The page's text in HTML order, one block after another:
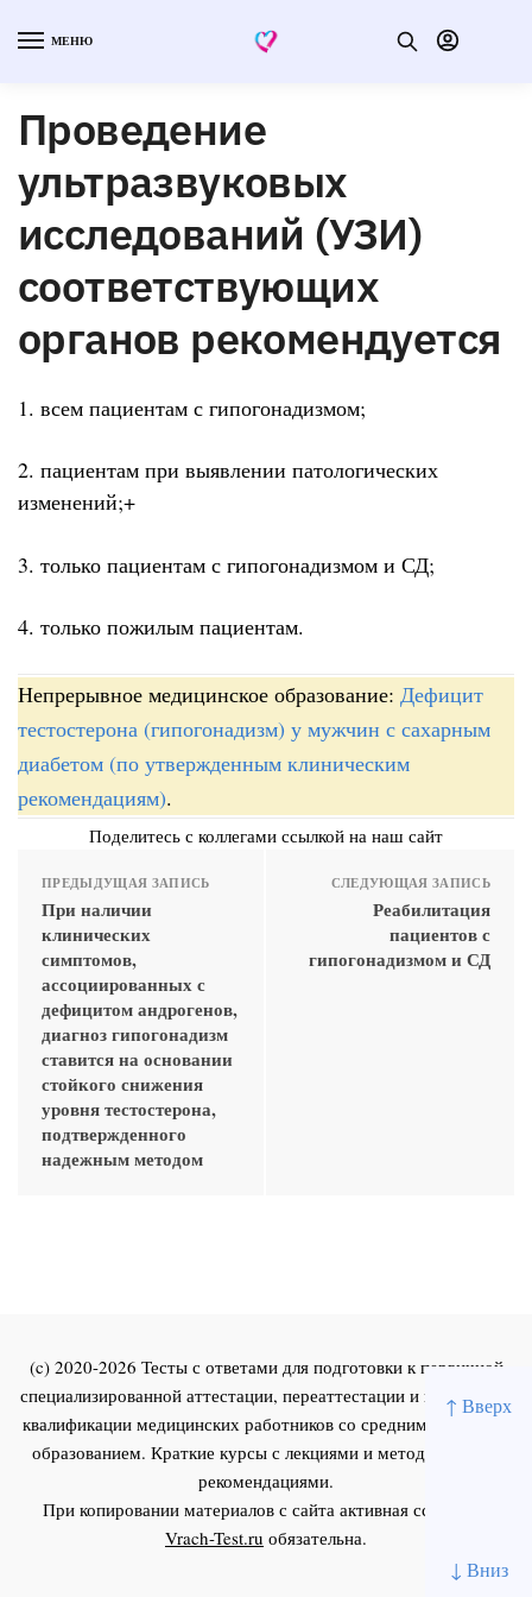
↑ Вверх
↓ Вниз
МЕНЮ
Проведение
ультразвуковых
исследований (УЗИ)
соответствующих
органов рекомендуется
1. всем пациентам с гипогонадизмом;
2. пациентам при выявлении патологических
изменений;+
3. только пациентам с гипогонадизмом и СД;
4. только пожилым пациентам.
Непрерывное медицинское образование: Дефицит
тестостерона (гипогонадизм) у мужчин с сахарным
диабетом (по утвержденным клиническим
рекомендациям).
Поделитесь с коллегами ссылкой на наш сайт
ПРЕДЫДУЩАЯ ЗАПИСЬ
При наличии
клинических
симптомов,
ассоциированных с
дефицитом андрогенов,
диагноз гипогонадизм
ставится на основании
стойкого снижения
уровня тестостерона,
подтвержденного
надежным методом
СЛЕДУЮЩАЯ ЗАПИСЬ
Реабилитация
пациентов с
гипогонадизмом и СД
(c) 2020-2026 Тесты с ответами для подготовки к первичной
специализированной аттестации, переаттестации и повышения
квалификации медицинских работников со средним и высшим
образованием. Краткие курсы с лекциями и методическими
рекомендациями.
При копировании материалов с сайта активная ссылка на
Vrach-Test.ru обязательна.